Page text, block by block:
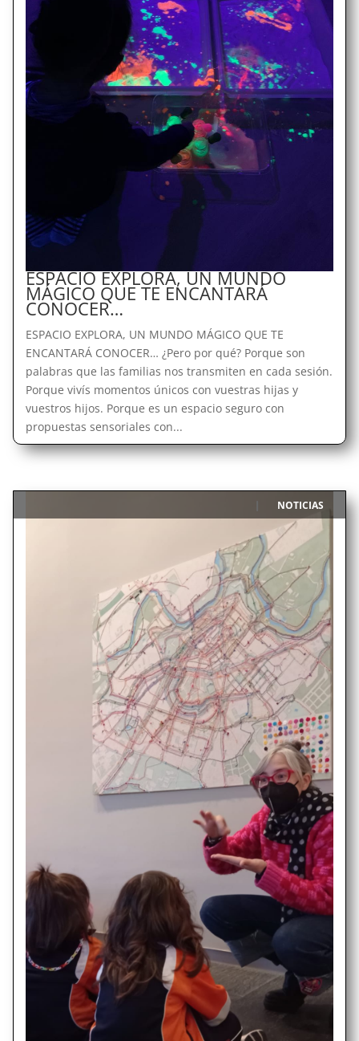
ESPACIO EXPLORA, UN MUNDO
MÁGICO QUE TE ENCANTARÁ
CONOCER…
ESPACIO EXPLORA, UN MUNDO MÁGICO QUE TE
ENCANTARÁ CONOCER… ¿Pero por qué? Porque son
palabras que las familias nos transmiten en cada sesión.
Porque vivís momentos únicos con vuestras hijas y
vuestros hijos. Porque es un espacio seguro con
propuestas sensoriales con...
NOTICIAS